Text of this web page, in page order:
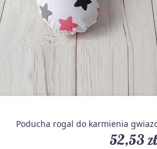
Poducha rogal do karmienia
52,53 zł